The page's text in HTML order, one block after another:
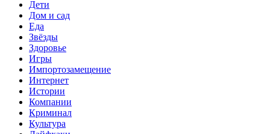
Дети
Дом и сад
Еда
Звёзды
Здоровье
Игры
Импортозамещение
Интернет
Истории
Компании
Криминал
Культура